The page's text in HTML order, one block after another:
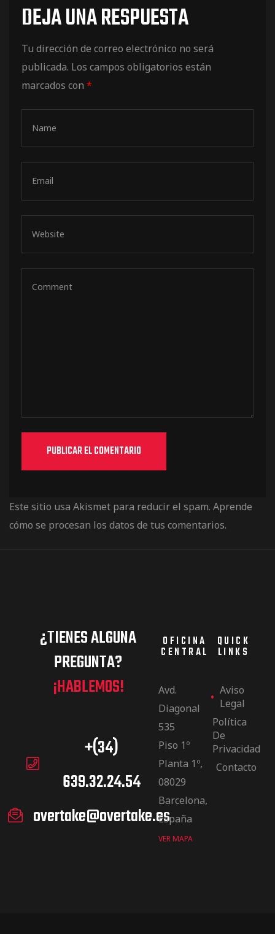
DEJA UNA RESPUESTA
Tu dirección de correo electrónico no será
publicada. Los campos obligatorios están
marcados con *
Este sitio usa Akismet para reducir el spam. Aprende
cómo se procesan los datos de tus comentarios.
¿TIENES ALGUNA
PREGUNTA?
¡HABLEMOS!
+(34)
639.32.24.54
overtake@overtake.es
OFICINA
CENTRAL
Avd.
Diagonal
535
Piso 1º
Planta 1º,
08029
Barcelona,
España
VER MAPA
QUICK
LINKS
Aviso
Legal
Política
De
Privacidad
Contacto
Racing
Series